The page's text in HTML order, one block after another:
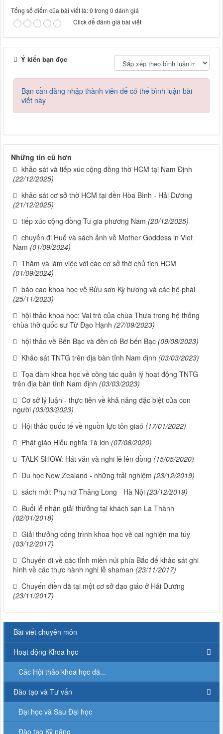
Tổng số điểm của bài viết là: 0 trong 0 đánh giá
Click để đánh giá bài viết
Ý kiến bạn đọc
Bạn cần đăng nhập thành viên để có thể bình luận bài
viết này
Những tin cũ hơn
khảo sát và tiếp xúc cộng đồng thờ HCM tại Nam Định
(22/12/2025)
khảo sát cơ sở thờ HCM tại đền Hòa Bình - Hải Dương
(21/12/2025)
tiếp xúc cộng đồng Tu gia phương Nam (20/12/2025)
chuyến đi Huế và sách ảnh về Mother Goddess in Viet
Nam (01/09/2024)
Thăm và làm việc với các cơ sở thờ chủ tịch HCM
(01/09/2024)
báo cao khoa học về Bửu sơn Kỳ hương và các hệ phái
(25/11/2023)
hội thảo khoa học: Vai trò của chùa Thưa trong hệ thống
chùa thờ quốc sư Từ Đạo Hạnh (27/09/2023)
hội thảo về Bến Bạc và đền cô Bơ bến Bạc (09/08/2023)
Khảo sát TNTG trên địa bàn tỉnh Nam định (03/03/2023)
Tọa đàm khoa học về công tác quản lý hoạt động TNTG
trên địa bàn tỉnh Nam định (03/03/2023)
Cơ sở lý luận - thực tiễn về khả năng đặc biệt của con
người (03/03/2023)
Hội thảo quốc tế về nguồn lực tôn giaó (17/01/2022)
Phật giáo Hiếu nghĩa Tà lơn (07/08/2020)
TALK SHOW: Hát văn và nghi lễ lên đồng (15/05/2020)
Du học New Zealand - những trải nghiệm (23/12/2019)
sách mới: Phụ nữ Thăng Long - Hà Nội (23/12/2019)
Buổi lễ nhận giải thưởng tại khách sạn La Thành
(02/01/2018)
Giải thưởng công trình khoa học về cai nghiện ma túy
(03/12/2017)
Chuyến đi về các tỉnh miền núi phía Bắc để khảo sát ghi
hình về các thực hành nghi lễ shaman (23/11/2017)
Chuyến điền dã tại một cơ sở đạo giáo ở Hải Dương
(23/11/2017)
Bài viết chuyên môn
Hoạt động Khoa học
Các Hội thảo khoa học đã...
Đào tạo và Tư vấn
Đại học và Sau Đại học
Đào tạo Kỹ năng